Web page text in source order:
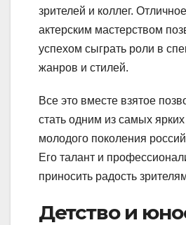
зрителей и коллег.
актерским мастерством
успехом сыграть роли в
жанров и стилей.
Все это вместе взятое
стать одним из самых
молодого поколения
Его талант и
приносить радость
Детство и